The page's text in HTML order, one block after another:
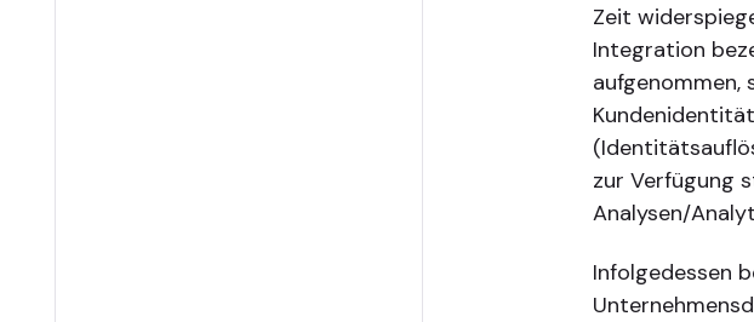
Zeit
Integration
zur Verfügung
Analysen/
Infolgedessen